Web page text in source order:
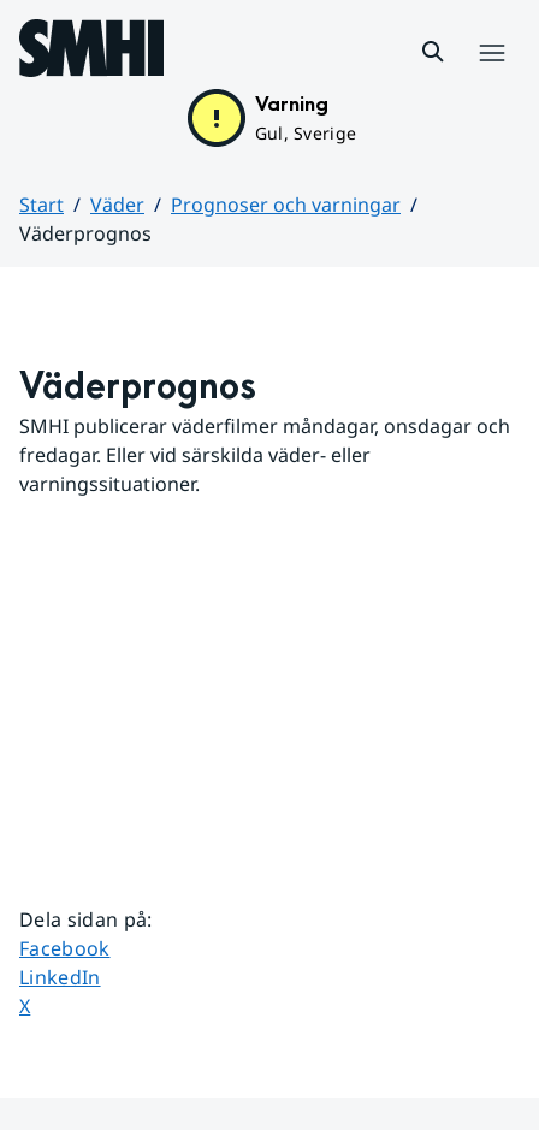
Hoppa till sidans innehåll
Varning
Gul, Sverige
Start Väder
Prognoser och varningar
Väderprognos
Väderprognos
SMHI publicerar väderfilmer måndagar, onsdagar och
fredagar. Eller vid särskilda väder- eller
varningssituationer.
Dela sidan på:
Dela sidan på
Facebook
Dela sidan på
LinkedIn
Dela sidan på
X